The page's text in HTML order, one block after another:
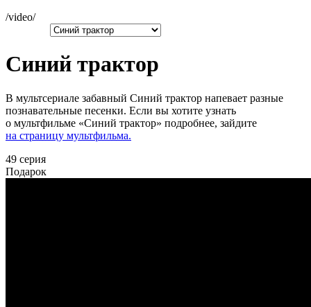
/video/
Синий трактор
В мультсериале забавный Синий трактор напевает разные
познавательные песенки. Если вы хотите узнать
о мультфильме «Синий трактор» подробнее, зайдите
на страницу мультфильма.
49 серия
Подарок